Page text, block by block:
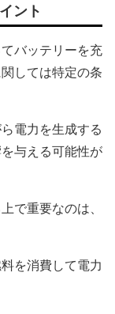
ント
バッテリーを充
しては特定の条
電力を生成する
与える可能性が
で重要なのは、
を消費して電力